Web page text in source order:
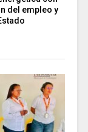
del empleo y